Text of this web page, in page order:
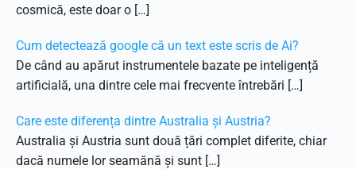
cosmică, este doar o […]
Cum detectează google că un text este scris de Ai?
De când au apărut instrumentele bazate pe inteligență
artificială, una dintre cele mai frecvente întrebări […]
Care este diferența dintre Australia și Austria?
Australia și Austria sunt două țări complet diferite, chiar
dacă numele lor seamănă și sunt […]